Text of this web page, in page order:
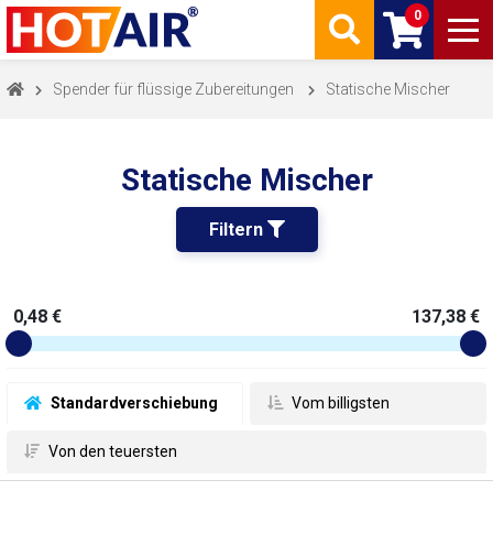
0
Spender für flüssige Zubereitungen Statische Mischer
Statische Mischer
Filtern
Standardverschiebung Vom billigsten
Von den teuersten
0,48 € 137,38 €